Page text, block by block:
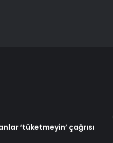
‘tüketmeyin’ çağrısı